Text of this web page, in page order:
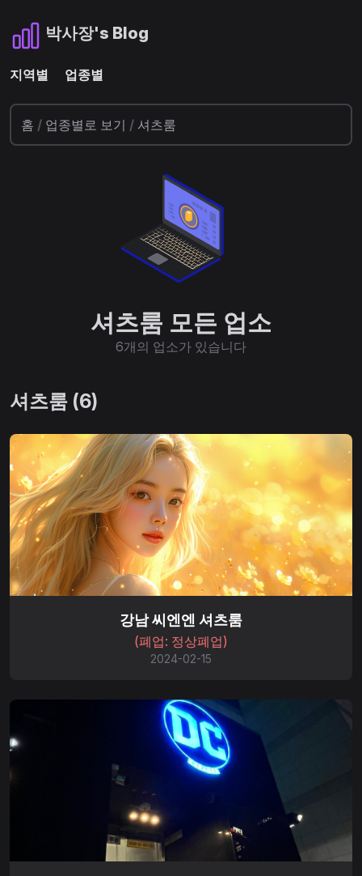
박사장's Blog
지역별 업종별
홈 / 업종별로 보기 / 셔츠룸
셔츠룸 모든 업소
6개의 업소가 있습니다
셔츠룸 (6)
강남 씨엔엔 셔츠룸
(폐업: 정상폐업)
2024-02-15